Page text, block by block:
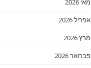
מאי 2026
אפריל 2026
מרץ 2026
פברואר 2026